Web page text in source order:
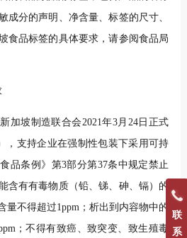
成分的声明、净含量、标签的尺寸、
食品标签的具体要求，请参阅食品局
加坡制造联合会2021年3月24日正式
，支持企业在强制性包装下采用可持
品条例》第3部分第37条中规定禁止
含有有毒物质（铅、锑、砷、镉）的
量不得超过1ppm；析出到内容物中的
；不得有致癌、致突变、致生殖毒
联
系